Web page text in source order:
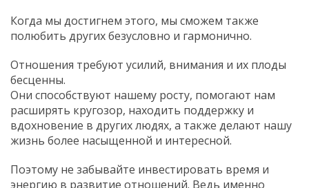
Когда мы достигнем этого, мы сможем также
полюбить других безусловно и гармонично.
Отношения требуют усилий, внимания и их плоды
бесценны.
Они способствуют нашему росту, помогают нам
расширять кругозор, находить поддержку и
вдохновение в других людях, а также делают нашу
жизнь более насыщенной и интересной.
Поэтому не забывайте инвестировать время и
энергию в развитие отношений. Ведь именно